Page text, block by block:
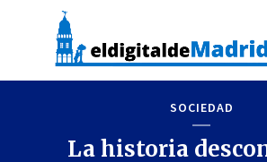
SOCIEDAD
La historia